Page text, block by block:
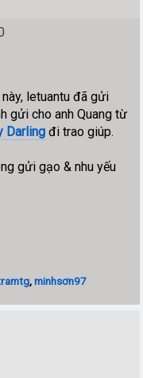
letuantu đã gửi
gửi cho anh Quang từ
Darling đi trao giúp.
gửi gạo & nhu yếu
,minhsơn97